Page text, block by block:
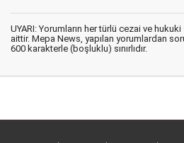
UYARI: Yorumların her türlü cezai ve
aittir. Mepa News, yapılan yorumlardan
600 karakterle (boşluklu) sınırlıdır.